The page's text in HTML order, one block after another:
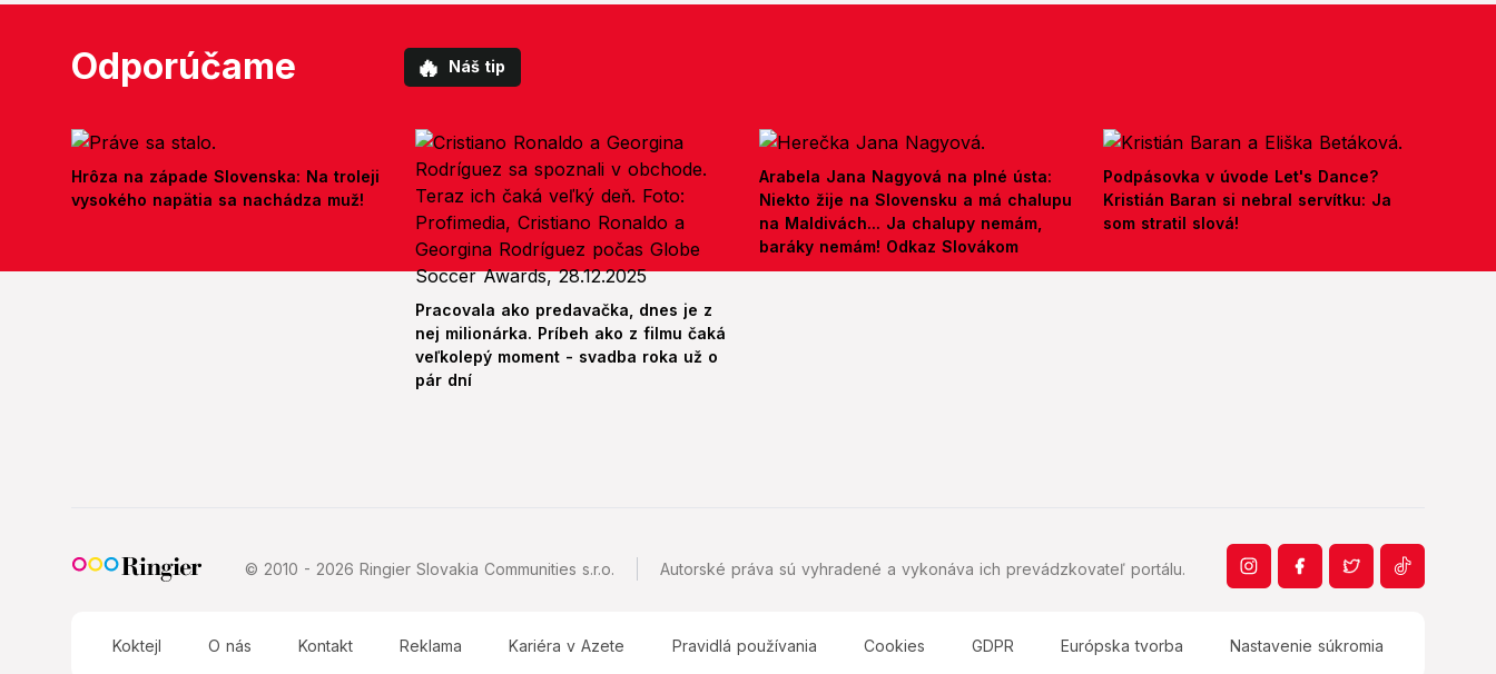
Odporúčame 🔥 Náš tip
Hrôza na západe Slovenska: Na troleji
vysokého napätia sa nachádza muž!
Pracovala ako predavačka, dnes je z
nej milionárka. Príbeh ako z filmu čaká
veľkolepý moment - svadba roka už o
pár dní
Arabela Jana Nagyová na plné ústa:
Niekto žije na Slovensku a má chalupu
na Maldivách... Ja chalupy nemám,
baráky nemám! Odkaz Slovákom
Podpásovka v úvode Let's Dance?
Kristián Baran si nebral servítku: Ja
som stratil slová!
© 2010 - 2026 Ringier Slovakia Communities s.r.o. Autorské práva sú vyhradené a vykonáva ich prevádzkovateľ portálu.
Koktejl O nás Kontakt Reklama Kariéra v Azete Pravidlá používania Cookies GDPR Európska tvorba Nastavenie súkromia